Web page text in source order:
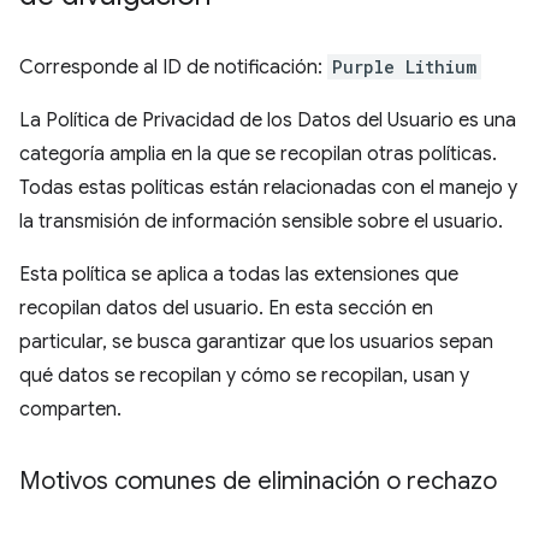
Corresponde al ID de notificación: Purple Lithium
La Política de Privacidad de los Datos del Usuario es una
categoría amplia en la que se recopilan otras políticas.
Todas estas políticas están relacionadas con el manejo y
la transmisión de información sensible sobre el usuario.
Esta política se aplica a todas las extensiones que
recopilan datos del usuario. En esta sección en
particular, se busca garantizar que los usuarios sepan
qué datos se recopilan y cómo se recopilan, usan y
comparten.
Motivos comunes de eliminación o rechazo